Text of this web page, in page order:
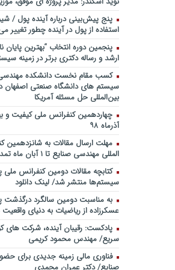
خندوانه
سخنرانی دکتر دیواندری در
بانکداری / کنفرانس ملی توسعه
بانکی
سخنرانی دکتر علیرضا فیض بخش با
پژوهی نظام بانکداری / ۹ بهمن ماه ۹۲
پنج پیش‌بینی درباره آینده پول /
استفاده از پول در آینده چطور تغییر
پنجمین دورۀ انتخاب “بهترین پایان
ارشد و رساله دکتری برتر در زمینه
کسب مقام نخست دانشکده
سیستم های دانشگاه صنعتی اصفهان
بین‌المللی حل مسئله آمریکا
آذرماه ۹۸
مهلت ارسال مقالات به شانزدهمین
المللی مهندسی صنایع تا ۱ آبان ماه تمدید شد.
کتابچه مقالات دومین کنفرانس ملی
سیستم‌ها منتشر شد/ لینک دانلود
به مناسبت دومین سالگرد درگذشت
عسکرزاده از ریاضیات به دنیای
پادکست: رقیبان آینده، شرکت های
سریع/ مهندس محمود کریمی
فناوری مالی زمینه جدیدی برای
صنایع/ دکتر عمران محمدی